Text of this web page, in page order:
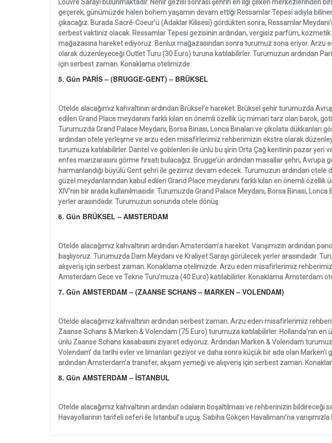
Louvre Sarayı bulunmaktadır. Nehir gezisi sonrası şehrin en ilgi çeken merkezlerinden
geçerek, günümüzde halen bohem yaşamın devam ettiği Ressamlar Tepesi adıyla
çıkacağız. Burada Sacré-Coeur’ü (Adaklar Kilisesi) gördükten sonra, Ressamlar
serbest vaktiniz olacak. Ressamlar Tepesi gezisinin ardından, vergisiz parfüm,
mağazasına hareket ediyoruz. Benlux mağazasından sonra turumuz sona eriyor.
olarak düzenleyeceği Outlet Turu (30 Euro) turuna katılabilirler. Turumuzun ardından
için serbest zaman. Konaklama otelimizde.
5. Gün PARİS – (BRUGGE-GENT) – BRÜKSEL
Otelde alacağımız kahvaltının ardından Brüksel’e hareket. Brüksel şehir turumuzda
edilen Grand Place meydanını farklı kılan en önemli özellik üç mimari tarz olan barok,
Turumuzda Grand Palace Meydanı, Borsa Binası, Lonca Binaları ve çikolata dükkanları
ardından otele yerleşme ve arzu eden misafirlerimiz rehberimizin ekstra olarak
turumuza katılabilirler. Dantel ve goblenleri ile ünlü bu şirin Orta Çağ kentinin pazar yeri
enfes manzarasını görme fırsatı bulacağız. Brugge’ün ardından masallar şehri, Avrupa
harmanlandığı büyülü Gent şehri ile gezimiz devam edecek. Turumuzun ardından otele
güzel meydanlarından kabul edilen Grand Place meydanını farklı kılan en önemli
XIV'nin bir arada kullanılmasıdır. Turumuzda Grand Palace Meydanı, Borsa Binası,
yerler arasındadır. Turumuzun sonunda otele dönüş.
6. Gün BRÜKSEL – AMSTERDAM
Otelde alacağımız kahvaltının ardından Amsterdam’a hareket. Varışımızın ardından
başlıyoruz. Turumuzda Dam Meydanı ve Kraliyet Sarayı görülecek yerler arasındadır.
alışveriş için serbest zaman. Konaklama otelimizde. Arzu eden misafirlerimiz
Amsterdam Gece ve Tekne Turu’muza (40 Euro) katılabilirler. Konaklama Amsterdam
7. Gün AMSTERDAM – (ZAANSE SCHANS – MARKEN – VOLENDAM)
Otelde alacağımız kahvaltının ardından serbest zaman. Arzu eden misafirlerimiz
Zaanse Schans & Marken & Volendam (75 Euro) turumuza katılabilirler. Hollanda’nın
ünlü Zaanse Schans kasabasını ziyaret ediyoruz. Ardından Marken & Volendam turumuz
Volendam’ da tarihi evler ve limanları geziyor ve daha sonra küçük bir ada olan
ardından Amsterdam’a transfer, akşam yemeği ve alışveriş için serbest zaman.
8. Gün AMSTERDAM – İSTANBUL
Otelde alacağımız kahvaltının ardından odaların boşaltılması ve rehberinizin
Havayollarının tarifeli seferi ile İstanbul’a uçuş. Sabiha Gökçen Havalimanı’na